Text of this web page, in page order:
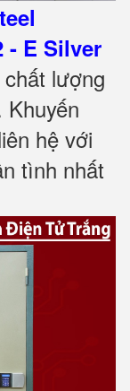
- E Silver
lượng
hệ với
tình nhất